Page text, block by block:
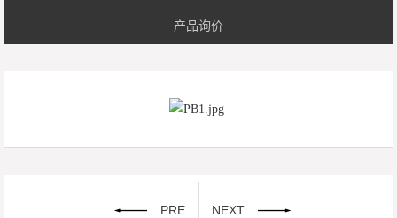
产品询价
PRE NEXT